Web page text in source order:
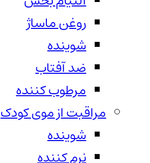
روغن ماساژ
شوینده
ضد آفتاب
مرطوب کننده
مراقبت از موی کودک
شوینده
نرم کننده